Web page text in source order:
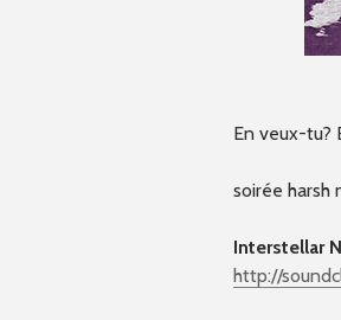
En veux-tu?
soirée harsh
Interstellar
http://